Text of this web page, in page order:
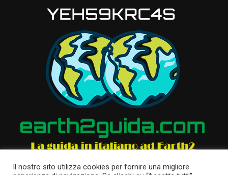
Il nostro sito utilizza cookies per fornire una migliore